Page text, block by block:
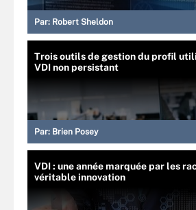
Par: Robert Sheldon
Trois outils de gestion du profil
VDI non persistant
Par: Brien Posey
VDI : une année marquée par les
véritable innovation